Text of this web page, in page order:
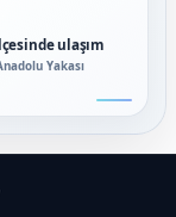
ulaşım
Yakası